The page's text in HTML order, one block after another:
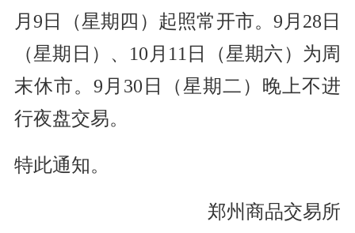
月9日（星期四）起照常开市。9月28日
（星期日）、10月11日（星期六）为周
末休市。9月30日（星期二）晚上不进
行夜盘交易。
特此通知。
郑州商品交易所